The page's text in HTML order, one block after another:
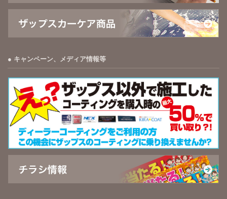
キャンペーン、メディア情報等